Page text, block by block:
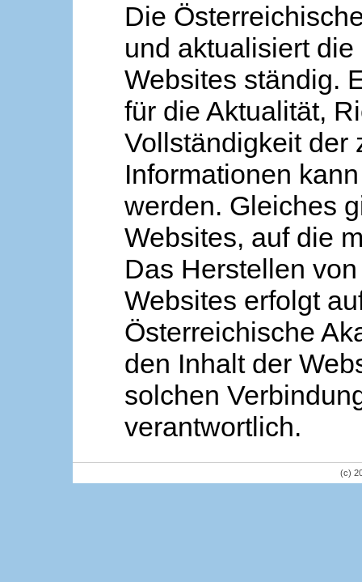
Die
und aktualisiert
Websites ständig.
für die Aktualität,
Vollständigkeit der
Informationen
werden. Gleiches
Websites, auf die
Das Herstellen
Websites erfolgt
Österreichische
den Inhalt der
solchen
verantwortlich.
(c)